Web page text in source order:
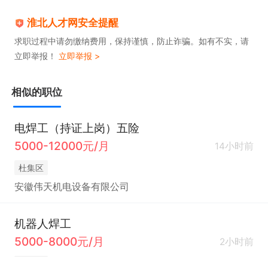
淮北人才网安全提醒
求职过程中请勿缴纳费用，保持谨慎，防止诈骗。如有不实，请
立即举报！ 立即举报 >
相似的职位
电焊工（持证上岗）五险
5000-12000元/月
14小时前
杜集区
安徽伟天机电设备有限公司
机器人焊工
5000-8000元/月
2小时前